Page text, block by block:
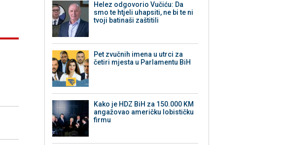
Helez odgovorio Vučiću: Da
smo te htjeli uhapsiti, ne bi te ni
tvoji batinaši zaštitili
Pet zvučnih imena u utrci za
četiri mjesta u Parlamentu BiH
Kako je HDZ BiH za 150.000 KM
angažovao američku lobističku
firmu